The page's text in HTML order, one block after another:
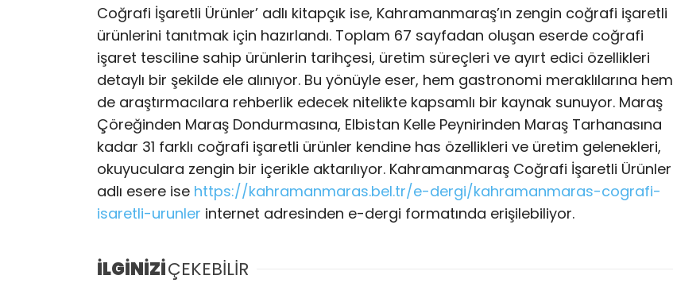
Coğrafi İşaretli Ürünler’ adlı kitapçık ise, Kahramanmaraş’ın zengin coğrafi işaretli
ürünlerini tanıtmak için hazırlandı. Toplam 67 sayfadan oluşan eserde coğrafi
işaret tesciline sahip ürünlerin tarihçesi, üretim süreçleri ve ayırt edici özellikleri
detaylı bir şekilde ele alınıyor. Bu yönüyle eser, hem gastronomi meraklılarına hem
de araştırmacılara rehberlik edecek nitelikte kapsamlı bir kaynak sunuyor. Maraş
Çöreğinden Maraş Dondurmasına, Elbistan Kelle Peynirinden Maraş Tarhanasına
kadar 31 farklı coğrafi işaretli ürünler kendine has özellikleri ve üretim gelenekleri,
okuyuculara zengin bir içerikle aktarılıyor. Kahramanmaraş Coğrafi İşaretli Ürünler
adlı esere ise https://kahramanmaras.bel.tr/e-dergi/kahramanmaras-cografi-
isaretli-urunler internet adresinden e-dergi formatında erişilebiliyor.
İLGİNİZİÇEKEBİLİR